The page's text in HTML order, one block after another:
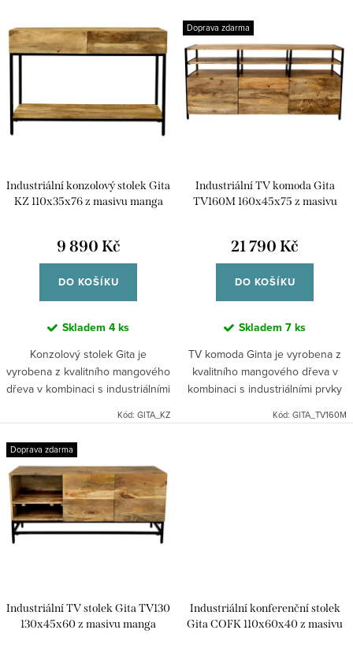
n
í
p
r
o
u
k
Nejprodávanější
ý
p
i
s
p
o
Industriální konzolový stolek Gita
KZ 110x35x76 z masivu manga
9 890 Kč
DO KOŠÍKU
Skladem 4 ks
Konzolový stolek Gita je
vyrobena z kvalitního mangového
dřeva v kombinaci s industriálními
vyzařuje teplo. Indický industriální
nábytek mango masiv.
Kód: GITA_KZ
Doprava zdarma
Industriální TV komoda Gita
TV160M 160x45x75 z masivu
21 790 Kč
DO KOŠÍKU
Skladem 7 ks
TV komoda Ginta je vyrobena z
kvalitního mangového dřeva v
kombinaci s industriálními prvky
teplo. Indický industriální nábytek
Kód: GITA_TV160M
Doprava zdarma
Industriální TV stolek Gita TV130
130x45x60 z masivu manga
Industriální konferenční stolek
Gita COFK 110x60x40 z masivu